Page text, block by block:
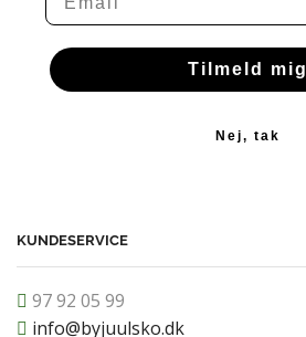
Tilmeld mig
Nej, tak
KUNDESERVICE
97 92 05 99
info@byjuulsko.dk